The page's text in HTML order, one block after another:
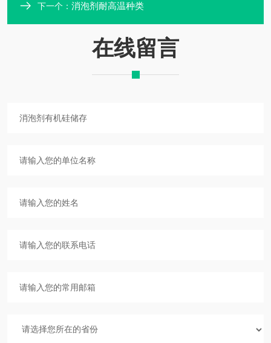
下一个： 消泡剂耐高温种类
在线留言